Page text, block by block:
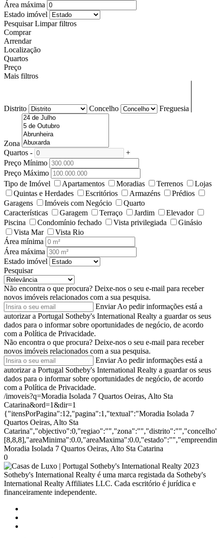
Área máxima
Estado imóvel
Pesquisar Limpar filtros
Comprar
Arrendar
Localização
Quartos
Preço
Mais filtros
Distrito Concelho Freguesia
Zona
Quartos -
+
Preço Mínimo
Preço Máximo
Tipo de Imóvel
Apartamentos Moradias Terrenos
Lojas
Quintas e Herdades
Escritórios Armazéns
Prédios
Garagens
Imóveis com Negócio
Quarto
Características
Garagem Terraço Jardim
Elevador
Piscina
Condomínio fechado Vista privilegiada
Ginásio
Vista Mar
Vista Rio
Área mínima
Área máxima
Estado imóvel
Pesquisar
Não encontra o que procura? Deixe-nos o seu e-mail para receber
novos imóveis relacionados com a sua pesquisa.
Enviar Ao pedir informações está a
autorizar a Portugal Sotheby's International Realty a guardar os seus
dados para o informar sobre oportunidades de negócio, de acordo
com a Política de Privacidade.
Não encontra o que procura? Deixe-nos o seu e-mail para receber
novos imóveis relacionados com a sua pesquisa.
Enviar Ao pedir informações está a
autorizar a Portugal Sotheby's International Realty a guardar os seus
dados para o informar sobre oportunidades de negócio, de acordo
com a Política de Privacidade.
/imoveis?q=Moradia Isolada 7 Quartos Oeiras, Alto Sta
Catarina&ord=1&dir=1
{"itensPorPagina":12,"pagina":1,"textual":"Moradia Isolada 7
Quartos Oeiras, Alto Sta
Moradia Isolada 7 Quartos Oeiras, Alto Sta Catarina
0
2023
Sotheby's International Realty é uma marca registada da Sotheby's
International Realty Affiliates LLC. Cada escritório é jurídica e
financeiramente independente.